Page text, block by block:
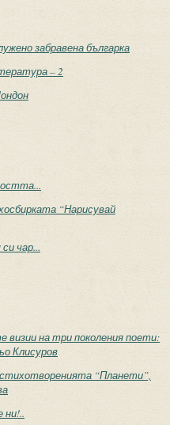
забравена българка
– 2
“Нарисувай
чар...
на три поколения поети:
Клисуров
“Планети”,
ни!..